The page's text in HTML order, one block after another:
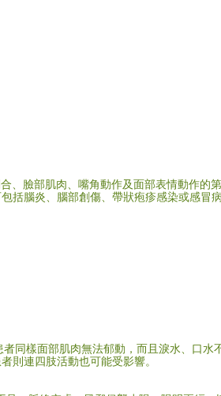
、臉部肌肉、嘴角動作及面部表情動作的
括腦炎、腦部創傷、帶狀疱疹感染或感冒病
同樣面部肌肉無法郁動，而且淚水、口水
則連四肢活動也可能受影響。